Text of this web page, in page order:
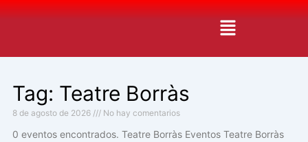
Ir
Menú
Tag: Teatre Borràs
8 de agosto de 2026 No hay comentarios
0 eventos encontrados. Teatre Borràs Eventos Teatre Borràs